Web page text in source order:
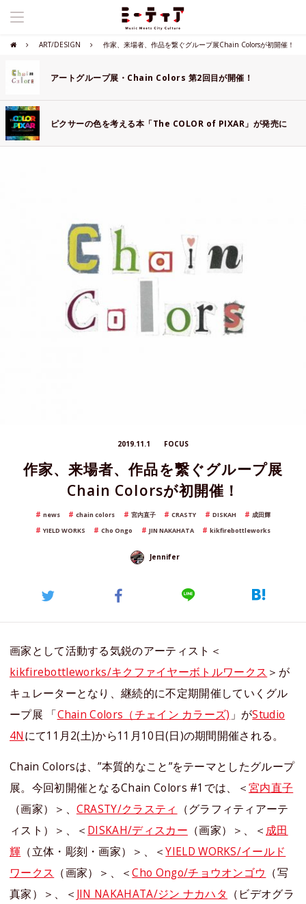
ART/DESIGN 作家、来場者、作品を繋ぐグループ展Chain Colorsが初開催！
アートグループ展・Chain Colors 第2回目が開催！
ピクサーの色を考える本「The COLOR of PIXAR」が発売に
2019.11.1 FOCUS
作家、来場者、作品を繋ぐグループ展
Chain Colorsが初開催！
news chain colors 宮内直子 CRASTY DISKAH
成田輝
YIELD WORKS
Cho Ongo JIN NAKAHATA kikfirebottleworks
Jennifer
画家として活動する気鋭のアーティスト＜
kikfirebottleworks/キクファイヤーボトルワークス ＞が
キュレーターとなり、継続的に不定期開催していくグル
ープ展 「Chain Colors（チェイン カラーズ) 」がStudio
4Nにて11月2(土)から11月10日(日)の期間開催される。
Chain Colorsは、”本質的なこと”をテーマとしたグループ
展。今回初開催となるChain Colors #1では、＜宮内直子
（画家）＞、 CRASTY/クラスティ
（グラフィティアーテ
ィスト）＞、＜ DISKAH/ディスカー （画家）＞、＜ 成田
輝 （立体・彫刻・画家）＞、＜YIELD WORKS/イールド
ワークス （画家）＞、＜Cho Ongo/チョウオンゴウ （写
真家）＞、＜ JIN NAKAHATA/ジン ナカハタ （ビデオグラ